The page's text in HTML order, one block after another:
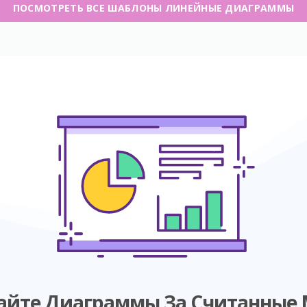
ПОСМОТРЕТЬ ВСЕ ШАБЛОНЫ ЛИНЕЙНЫЕ ДИАГРАММЫ